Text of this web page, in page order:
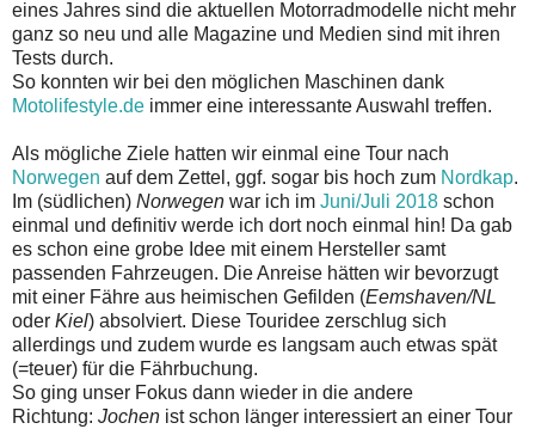
eines Jahres sind die aktuellen Motorradmodelle nicht mehr
ganz so neu und alle Magazine und Medien sind mit ihren
Tests durch.
So konnten wir bei den möglichen Maschinen dank
Motolifestyle.de immer eine interessante Auswahl treffen.
Als mögliche Ziele hatten wir einmal eine Tour nach
Norwegen auf dem Zettel, ggf. sogar bis hoch zum Nordkap.
Im (südlichen) Norwegen war ich im Juni/Juli 2018 schon
einmal und definitiv werde ich dort noch einmal hin! Da gab
es schon eine grobe Idee mit einem Hersteller samt
passenden Fahrzeugen. Die Anreise hätten wir bevorzugt
mit einer Fähre aus heimischen Gefilden (Eemshaven/NL
oder Kiel) absolviert. Diese Touridee zerschlug sich
allerdings und zudem wurde es langsam auch etwas spät
(=teuer) für die Fährbuchung.
So ging unser Fokus dann wieder in die andere
Richtung: Jochen ist schon länger interessiert an einer Tour